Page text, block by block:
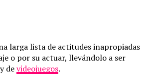
larga lista de actitudes inapropiadas
o por su actuar, llevándolo a ser
y devideojuegos.